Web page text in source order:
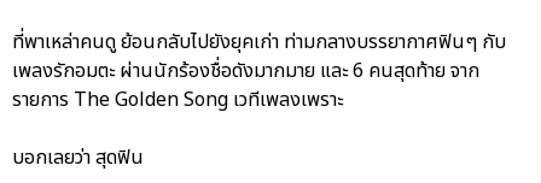
ที่พาเหล่าคนดู ย้อนกลับไปยังยุคเก่า ท่ามกลางบรรยากาศฟินๆ กับ
เพลงรักอมตะ ผ่านนักร้องชื่อดังมากมาย และ 6 คนสุดท้าย จาก
รายการ The Golden Song เวทีเพลงเพราะ
บอกเลยว่า สุดฟิน